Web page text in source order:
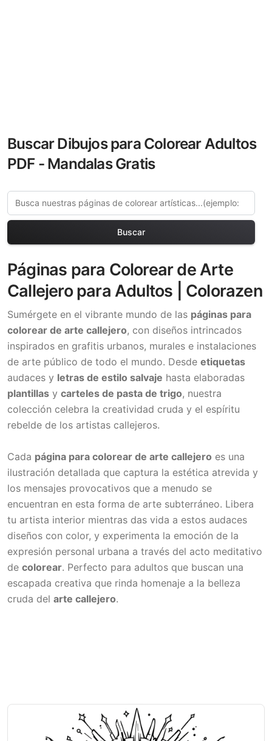
Buscar Dibujos para Colorear Adultos
PDF - Mandalas Gratis
Buscar
Páginas para Colorear de Arte
Callejero para Adultos | Colorazen
Sumérgete en el vibrante mundo de las páginas para
colorear de arte callejero, con diseños intrincados
inspirados en grafitis urbanos, murales e instalaciones
de arte público de todo el mundo. Desde etiquetas
audaces y letras de estilo salvaje hasta elaboradas
plantillas y carteles de pasta de trigo, nuestra
colección celebra la creatividad cruda y el espíritu
rebelde de los artistas callejeros.
Cada página para colorear de arte callejero es una
ilustración detallada que captura la estética atrevida y
los mensajes provocativos que a menudo se
encuentran en esta forma de arte subterráneo. Libera
tu artista interior mientras das vida a estos audaces
diseños con color, y experimenta la emoción de la
expresión personal urbana a través del acto meditativo
de colorear. Perfecto para adultos que buscan una
escapada creativa que rinda homenaje a la belleza
cruda del arte callejero.